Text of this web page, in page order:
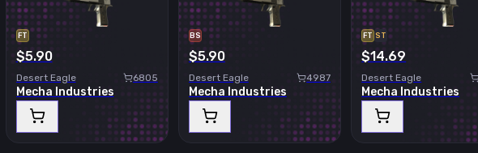
FT
$5.90
Desert Eagle 6805
Mecha Industries
BS
$5.90
Desert Eagle 4987
Mecha Industries
FT ST
$14.69
Desert Eagle
Mecha Industries